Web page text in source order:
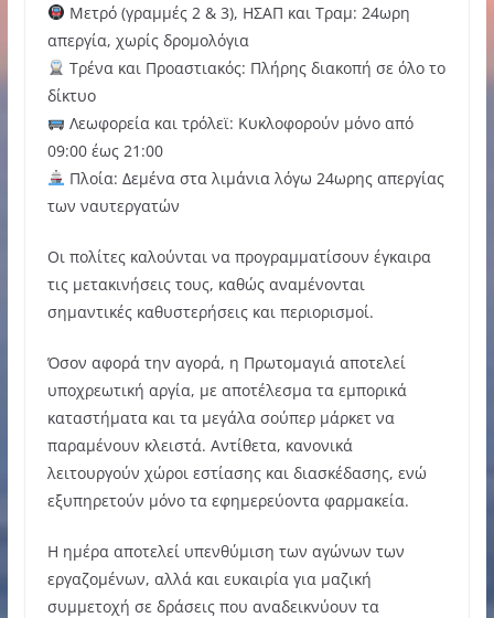
Μετρό (γραμμές 2 & 3), ΗΣΑΠ και Τραμ: 24ωρη
απεργία, χωρίς δρομολόγια
Τρένα και Προαστιακός: Πλήρης διακοπή σε όλο το
δίκτυο
Λεωφορεία και τρόλεϊ: Κυκλοφορούν μόνο από
09:00 έως 21:00
Πλοία: Δεμένα στα λιμάνια λόγω 24ωρης απεργίας
των ναυτεργατών
Οι πολίτες καλούνται να προγραμματίσουν έγκαιρα
τις μετακινήσεις τους, καθώς αναμένονται
σημαντικές καθυστερήσεις και περιορισμοί.
Όσον αφορά την αγορά, η Πρωτομαγιά αποτελεί
υποχρεωτική αργία, με αποτέλεσμα τα εμπορικά
καταστήματα και τα μεγάλα σούπερ μάρκετ να
παραμένουν κλειστά. Αντίθετα, κανονικά
λειτουργούν χώροι εστίασης και διασκέδασης, ενώ
εξυπηρετούν μόνο τα εφημερεύοντα φαρμακεία.
Η ημέρα αποτελεί υπενθύμιση των αγώνων των
εργαζομένων, αλλά και ευκαιρία για μαζική
συμμετοχή σε δράσεις που αναδεικνύουν τα